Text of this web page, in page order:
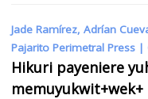
Jade Ramírez, Adrían
Pajarito Perimetral Press |
Hikuri payeniere
memuyukwit+wek+